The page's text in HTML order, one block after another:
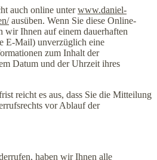
auch online unterwww.daniel-
ausüben. Wenn Sie diese Online-
wir Ihnen auf einem dauerhaften
E-Mail) unverzüglich eine
zum Inhalt der
Datum und der Uhrzeit ihres
reicht es aus, dass Sie die Mitteilung
vor Ablauf der
haben wir Ihnen alle